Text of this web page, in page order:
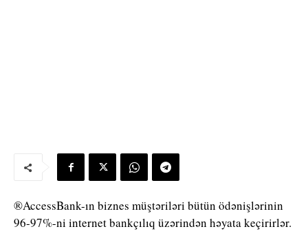
®AccessBank-ın biznes müştəriləri bütün ödənişlərinin
96-97%-ni internet bankçılıq üzərindən həyata keçirirlər.